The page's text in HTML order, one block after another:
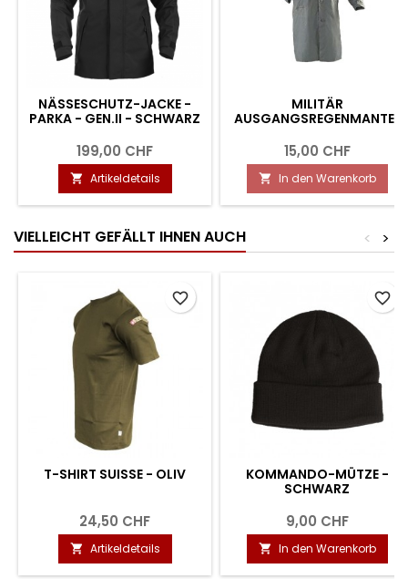
NÄSSESCHUTZ-JACKE -
PARKA - GEN.II - SCHWARZ
199,00 CHF
 Artikeldetails
MILITÄR
AUSGANGSREGENMANTEL
15,00 CHF
 In den Warenkorb
VIELLEICHT GEFÄLLT IHNEN AUCH >
<
T-SHIRT SUISSE - OLIV
24,50 CHF
 Artikeldetails
favorite_border
KOMMANDO-MÜTZE -
SCHWARZ
9,00 CHF
 In den Warenkorb
favorite_border